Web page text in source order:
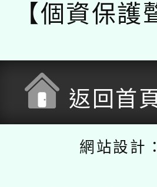
【個資保護
返回首
網站設計